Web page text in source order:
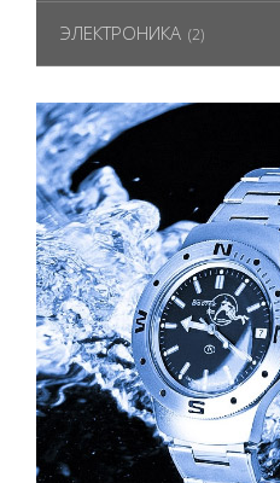
ЭЛЕКТРОНИКА (2)